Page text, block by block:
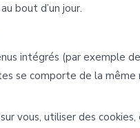
bout d’un jour.
intégrés (par exemple
se comporte de la même
vous, utiliser des cookies,